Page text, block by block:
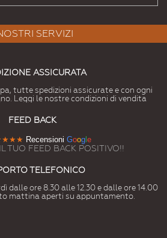
SERVIZI
ASSICURATA
tutte spedizioni assicurate e con ogni
Leggi le nostre condizioni di vendita
FEED BACK
Recensioni Googl e
TUO FEED BACK POSITIVO!!
TELEFONICO
dalle ore 8.30 alle 12.30 e dalle ore 14.00
mattina aperti su appuntamento.